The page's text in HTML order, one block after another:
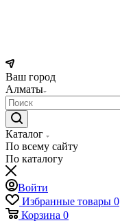
Ваш город
Алматы
Каталог
По всему сайту
По каталогу
Войти
Избранные товары 0
Корзина 0